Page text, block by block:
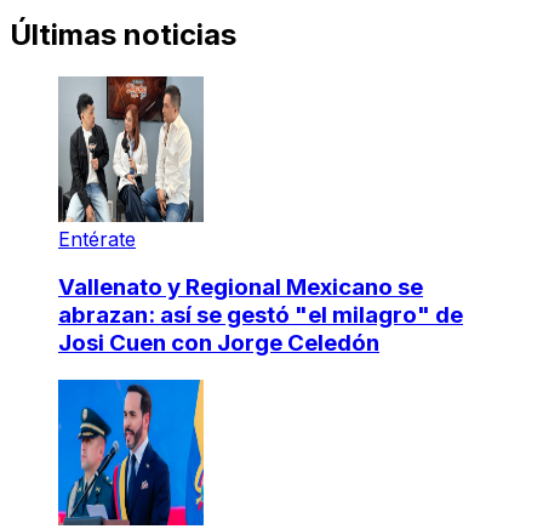
Últimas noticias
Entérate
Vallenato y Regional Mexicano se
abrazan: así se gestó "el milagro" de
Josi Cuen con Jorge Celedón